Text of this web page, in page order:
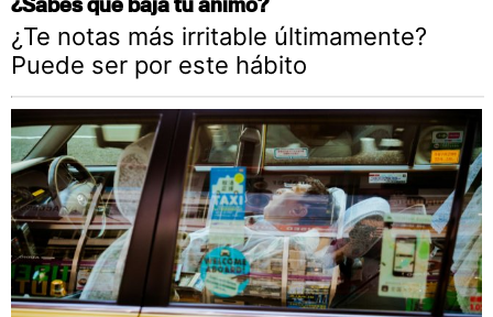
¿Te notas más irritable últimamente?
Puede ser por este hábito